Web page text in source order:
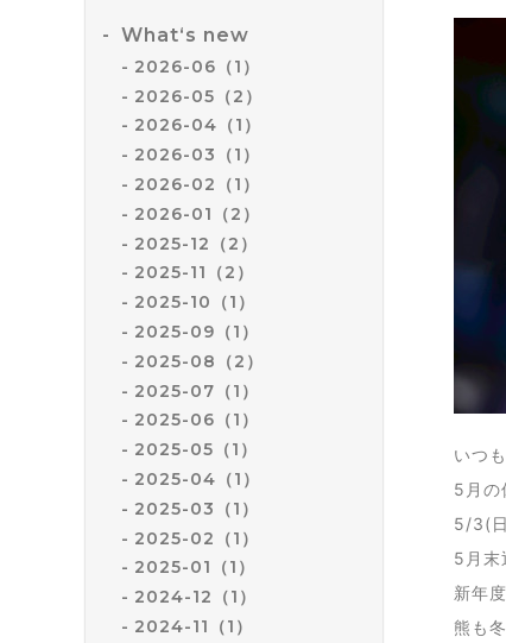
What‘s new
2026-06（1）
2026-05（2）
2026-04（1）
2026-03（1）
2026-02（1）
2026-01（2）
2025-12（2）
2025-11（2）
2025-10（1）
2025-09（1）
2025-08（2）
2025-07（1）
2025-06（1）
2025-05（1）
2025-04（1）
2025-03（1）
2025-02（1）
2025-01（1）
2024-12（1）
2024-11（1）
いつ
5月の
5/3(
5月末
新年
熊も